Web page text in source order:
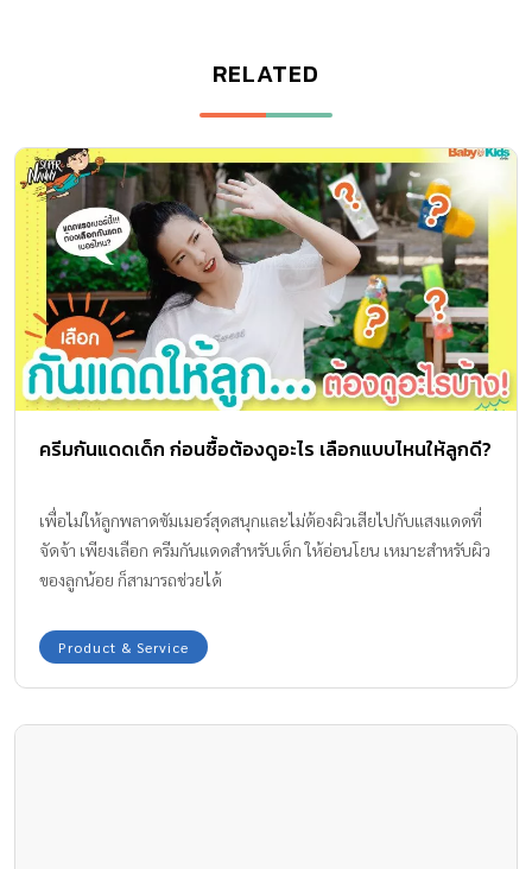
RELATED
ครีมกันแดดเด็ก ก่อนซื้อต้องดูอะไร เลือกแบบไหนให้ลูกดี?
เพื่อไม่ให้ลูกพลาดซัมเมอร์สุดสนุกและไม่ต้องผิวเสียไปกับแสงแดดที่
จัดจ้า เพียงเลือก ครีมกันแดดสำหรับเด็ก ให้อ่อนโยน เหมาะสำหรับผิว
ของลูกน้อย ก็สามารถช่วยได้
Product & Service